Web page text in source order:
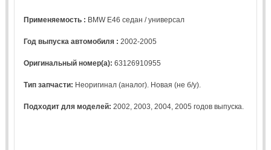
Применяемость : BMW E46 седан / универсал
Год выпуска автомобиля :2002-2005
Оригинальный номер(а):63126910955
Тип запчасти: Неоригинал (аналог). Новая (не б/у).
Подходит для моделей: 2002 ,2003 ,2004 ,2005 годов выпуска.